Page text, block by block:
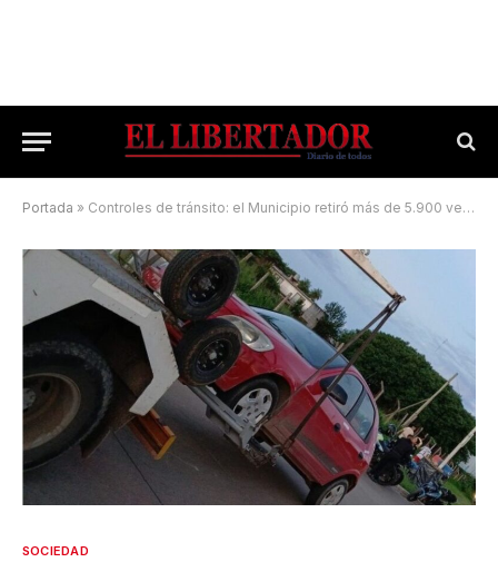
Portada » Controles de tránsito: el Municipio retiró más de 5.900 vehículos de la vía pública
SOCIEDAD